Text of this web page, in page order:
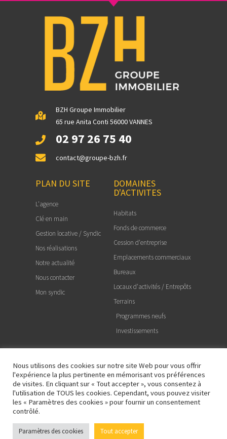
Groupe BZH | Agence Immobilière
BZH Groupe Immobilier
65 rue Anita Conti 56000 VANNES
02 97 26 75 40
contact@groupe-bzh.fr
PLAN DU SITE
L'agence
Clé en main
Gestion locative / Syndic
Nos réalisations
Notre actualité
Nous contacter
Mon syndic
DOMAINES
D'ACTIVITES
Habitats
Fonds de commerce
Cession d'entreprise
Emplacements commerciaux
Bureaux
Locaux d'activités / Entrepôts
Terrains
Programmes neufs
Investissements
Nous rejoindre
Mentions légales
Politique de confidentialité
Gestion des cookies
Honoraires
Nous utilisons des cookies sur notre site Web pour vous offrir
l'expérience la plus pertinente en mémorisant vos préférences
de visites. En cliquant sur « Tout accepter », vous consentez à
l'utilisation de TOUS les cookies. Cependant, vous pouvez visiter
les « Paramètres des cookies » pour fournir un consentement
contrôlé.
Paramètres des cookies Tout accepter